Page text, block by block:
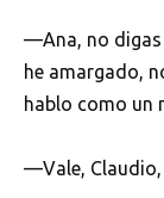
—Ana, no digas
he amargado,
hablo como un
—Vale,